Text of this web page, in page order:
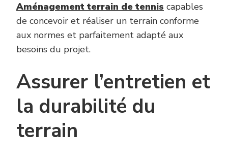
Aménagement terrain de tennis capables
de concevoir et réaliser un terrain conforme
aux normes et parfaitement adapté aux
besoins du projet.
Assurer l’entretien et
la durabilité du
terrain